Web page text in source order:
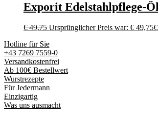
Exporit Edelstahlpflege-Öl
€49,75 Ursprünglicher Preis war: € 49,75€
Hotline für Sie
+43 7269 7559-0
Versandkostenfrei
Ab 100€ Bestellwert
Wurstrezepte
Für Jedermann
Einzigartig
Was uns ausmacht